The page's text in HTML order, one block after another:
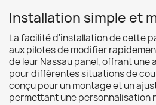
Installation simple et
La facilité d'installation de cette
aux pilotes de modifier
de leur Nassau panel, offrant
pour différentes situations de
conçu pour un montage et un
permettant une personnalisation